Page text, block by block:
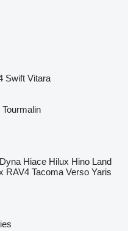
Swift Vitara
Tourmalin
Dyna Hiace Hilux Hino Land
RAV4 Tacoma Verso Yaris